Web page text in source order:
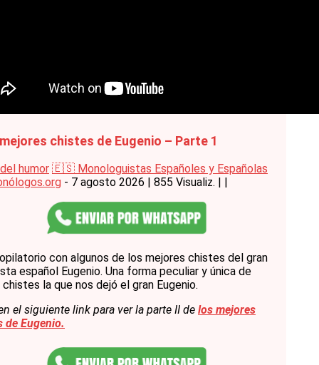
chistes de Eugenio – Parte 1
humor 🇪🇸 Monologuistas Españoles y Españolas
- 7 agosto 2026 | 855 Visualiz. | |
con algunos de los mejores chistes del gran
español Eugenio. Una forma peculiar y única de
la que nos dejó el gran Eugenio.
el siguiente link para ver la parte II de los mejores
de Eugenio.